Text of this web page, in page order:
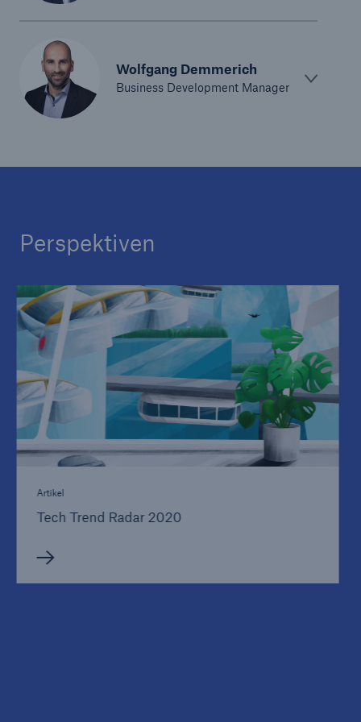
Wolfgang Demmerich
Business Development Manager
Perspektiven
Artikel
Tech Trend Radar 2020